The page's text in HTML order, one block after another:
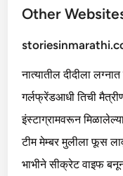
Other
नात्यातील दीदीला
गर्लफ्रेंडआधी तिची
इंस्टाग्रामवरून
टीम मेम्बर मुलीला फूस
भाभीने सीक्रेट वाइफ